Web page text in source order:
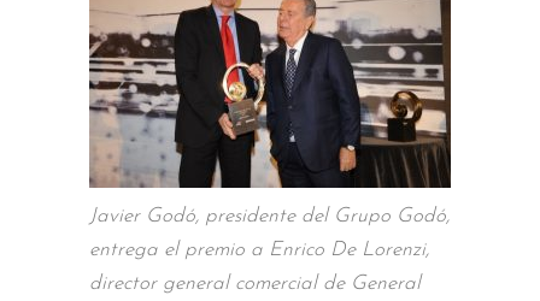
Javier Godó, presidente del Grupo Godó,
entrega el premio a Enrico De Lorenzi,
director general comercial de General